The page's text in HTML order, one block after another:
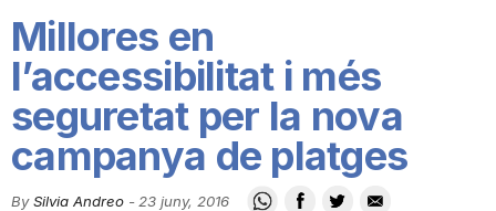
C
i
Millores en
l’accessibilitat i més
seguretat per la nova
campanya de platges
By Silvia Andreo - 23 juny, 2016